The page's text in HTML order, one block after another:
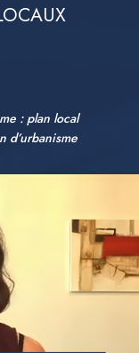
: plan local
d’urbanisme